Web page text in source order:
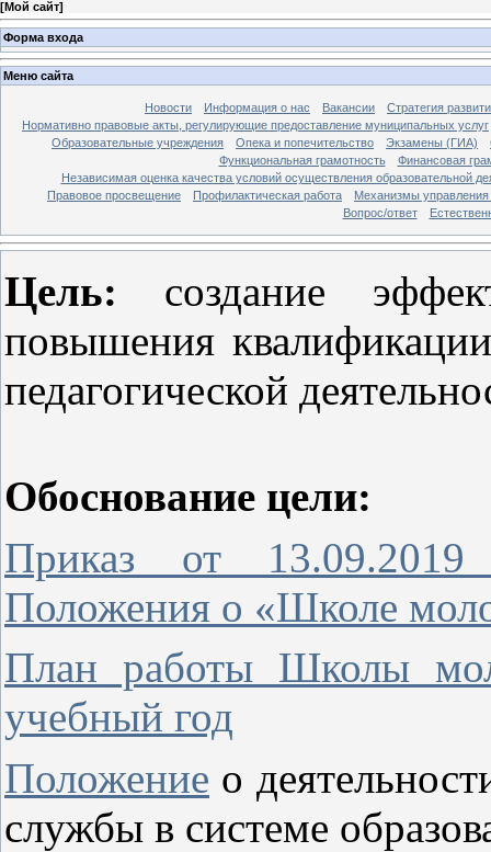
[Мой сайт]
Форма входа
Меню сайта
Новости Информация о нас Вакансии
Стратегия
Нормативно правовые акты, регулирующие предоставление муниципальных услуг
Образовательные учреждения
Опека и попечительство Экзамены (ГИА)
Функциональная грамотность
Финансовая
Независимая оценка качества условий осуществления образовательной
Правовое просвещение
Профилактическая работа
Механизмы управления
Вопрос/ответ
Цель: создание
повышения
педагогической
Обоснование цели:
Приказ от
Положения о «Школе
План работы Школы
учебный год
Положение о
службы в системе